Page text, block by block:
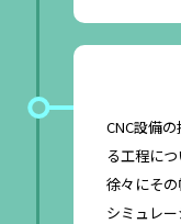
CNC設備
る工程につ
徐々にそ
シミュレ